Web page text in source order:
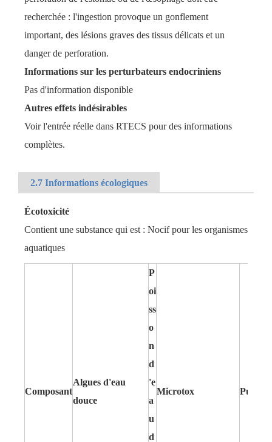
recherchée : l'ingestion provoque un gonflement
important, des lésions graves des tissus délicats et un
danger de perforation.
Informations sur les perturbateurs endocriniens
Pas d'information disponible
Autres effets indésirables
Voir l'entrée réelle dans RTECS pour des informations
complètes.
2.7 Informations écologiques
Écotoxicité
Contient une substance qui est : Nocif pour les organismes
aquatiques
Composant
Algues d'eau
douce
P
oi
ss
o
n
d
'e
a
u
d
Microtox Puce